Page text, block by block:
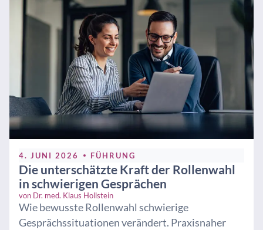
4. JUNI 2026 FÜHRUNG
Die unterschätzte Kraft der Rollenwahl
in schwierigen Gesprächen
von Dr. med. Klaus Hollstein
Wie bewusste Rollenwahl schwierige
Gesprächssituationen verändert. Praxisnaher